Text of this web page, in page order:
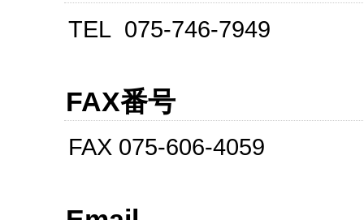
TEL 075-746-7949
FAX番号
FAX 075-606-4059